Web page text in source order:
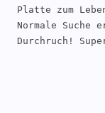
Platte zum
Normale Suche
Durchruch!